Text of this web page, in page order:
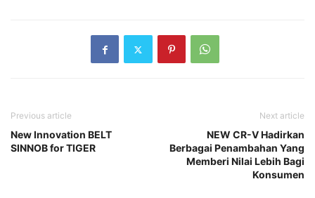
Previous article
New Innovation BELT
SINNOB for TIGER
Next article
NEW CR-V Hadirkan
Berbagai Penambahan Yang
Memberi Nilai Lebih Bagi
Konsumen